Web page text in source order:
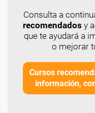
Consulta a
recomendados y
que te ayudará a
o mejorar
Cursos
información,